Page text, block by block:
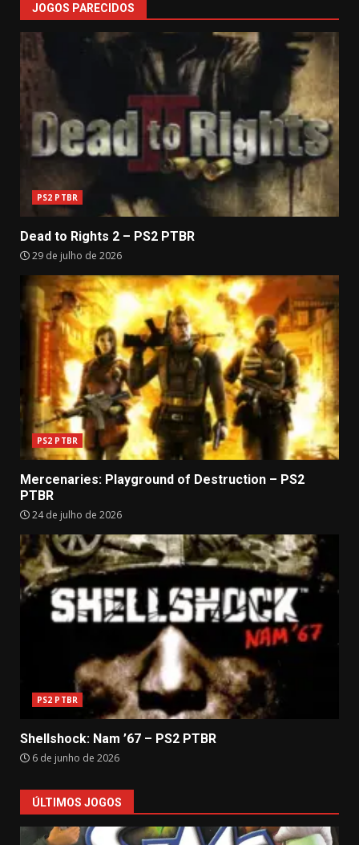
JOGOS PARECIDOS
PS2 PTBR
Dead to Rights 2 – PS2 PTBR
29 de julho de 2026
PS2 PTBR
Mercenaries: Playground of Destruction – PS2
PTBR
24 de julho de 2026
PS2 PTBR
Shellshock: Nam ’67 – PS2 PTBR
6 de junho de 2026
ÚLTIMOS JOGOS